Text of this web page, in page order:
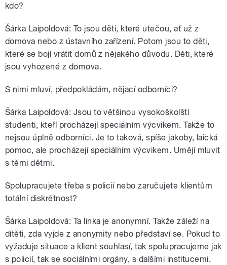
kdo?
Šárka Laipoldová: To jsou děti, které utečou, ať už z
domova nebo z ústavního zařízení. Potom jsou to děti,
které se bojí vrátit domů z nějakého důvodu. Děti, které
jsou vyhozené z domova.
S nimi mluví, předpokládám, nějací odborníci?
Šárka Laipoldová: Jsou to většinou vysokoškolští
studenti, kteří procházejí speciálním výcvikem. Takže to
nejsou úplně odborníci. Je to taková, spíše jakoby, laická
pomoc, ale procházejí speciálním výcvikem. Umějí mluvit
s těmi dětmi.
Spolupracujete třeba s policií nebo zaručujete klientům
totální diskrétnost?
Šárka Laipoldová: Ta linka je anonymní. Takže záleží na
dítěti, zda vyjde z anonymity nebo představí se. Pokud to
vyžaduje situace a klient souhlasí, tak spolupracujeme jak
s policií, tak se sociálními orgány, s dalšími institucemi.